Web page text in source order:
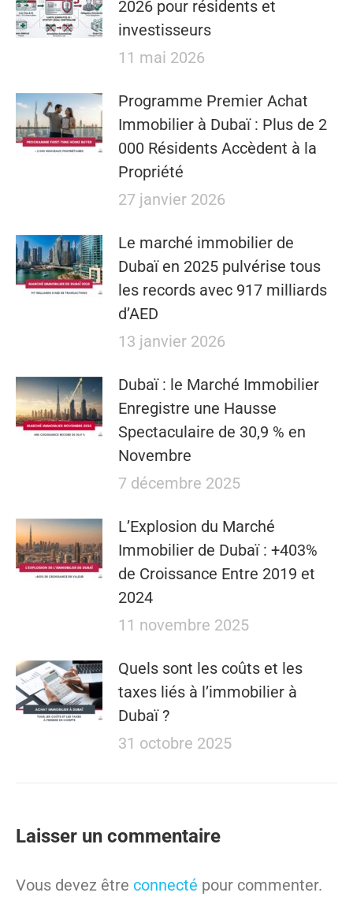
2026 pour résidents et
investisseurs
11 mai 2026
​​Programme Premier Achat
Immobilier à Dubaï : Plus de 2
000 Résidents Accèdent à la
Propriété
27 janvier 2026
Le marché immobilier de
Dubaï en 2025 pulvérise tous
les records avec 917 milliards
d’AED
13 janvier 2026
Dubaï : le Marché Immobilier
Enregistre une Hausse
Spectaculaire de 30,9 % en
Novembre
7 décembre 2025
L’Explosion du Marché
Immobilier de Dubaï : +403%
de Croissance Entre 2019 et
2024
11 novembre 2025
Quels sont les coûts et les
taxes liés à l’immobilier à
Dubaï ?
31 octobre 2025
Laisser un commentaire
Vous devez être connecté pour commenter.